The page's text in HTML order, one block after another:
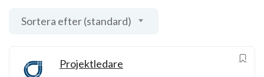
Sortera efter (standard)
Projektledare